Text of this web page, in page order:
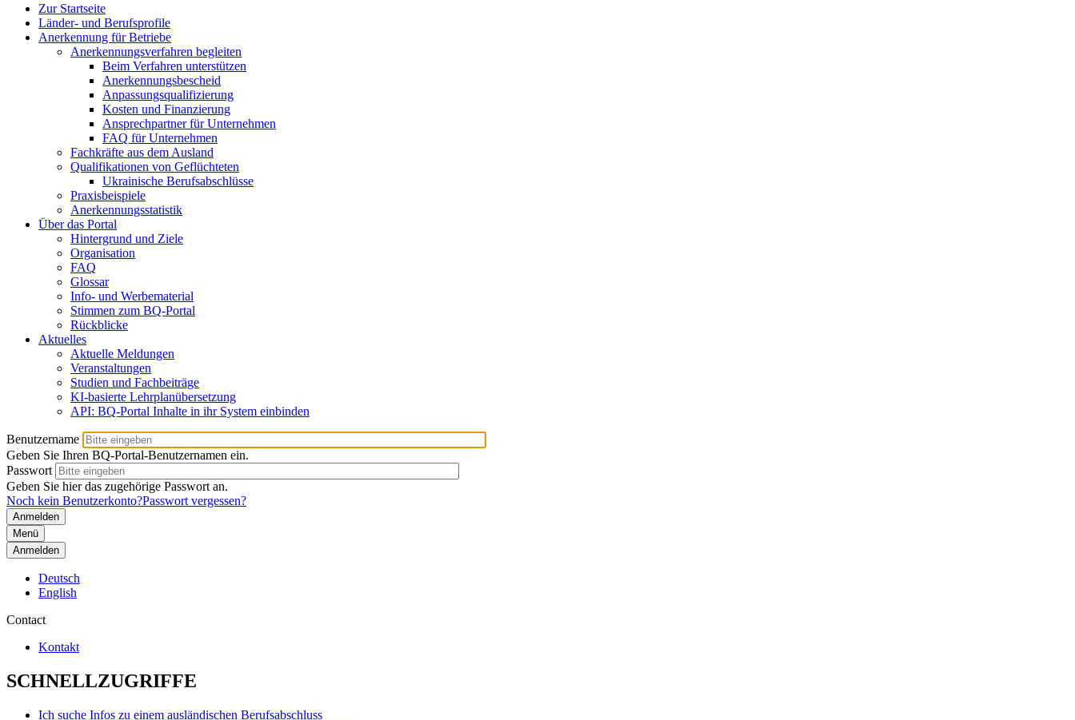
Zur Startseite
Länder- und Berufsprofile
Anerkennung für Betriebe
Anerkennungsverfahren begleiten
Beim Verfahren unterstützen
Anerkennungsbescheid
Anpassungsqualifizierung
Kosten und Finanzierung
Ansprechpartner für Unternehmen
FAQ für Unternehmen
Fachkräfte aus dem Ausland
Qualifikationen von Geflüchteten
Ukrainische Berufsabschlüsse
Praxisbeispiele
Anerkennungsstatistik
Über das Portal
Hintergrund und Ziele
Organisation
FAQ
Glossar
Info- und Werbematerial
Stimmen zum BQ-Portal
Rückblicke
Aktuelles
Aktuelle Meldungen
Veranstaltungen
Studien und Fachbeiträge
KI-basierte Lehrplanübersetzung
API: BQ-Portal Inhalte in ihr System einbinden
Benutzername
Geben Sie Ihren BQ-Portal-Benutzernamen ein.
Passwort
Geben Sie hier das zugehörige Passwort an.
Noch kein Benutzerkonto?Passwort vergessen?
Menü
Anmelden
Deutsch
English
Contact
Kontakt
SCHNELLZUGRIFFE
Ich suche Infos zu einem ausländischen Berufsabschluss